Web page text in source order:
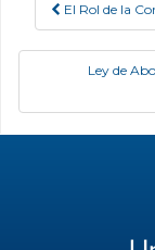
Post
El Rol de la
Ley de